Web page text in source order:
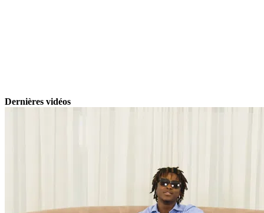
Dernières vidéos